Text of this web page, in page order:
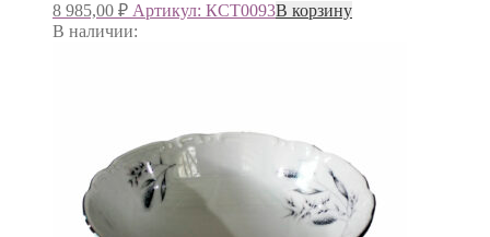
8 985,00 ₽ Артикул: КСТ0093В корзину
В наличии: